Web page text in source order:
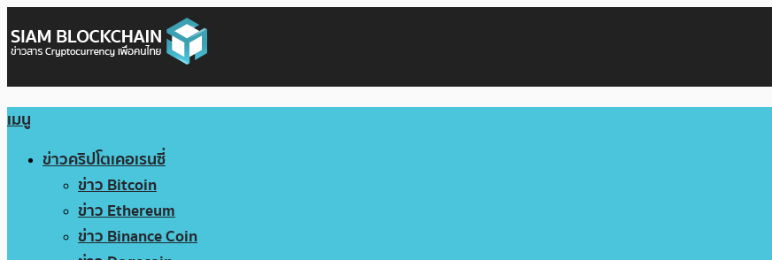
เมนู
ข่าวคริปโตเคอเรนซี่
ข่าว Bitcoin
ข่าว Ethereum
ข่าว Binance Coin